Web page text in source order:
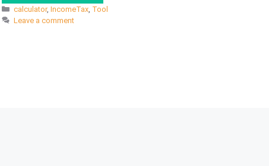
calculator,IncomeTax Tool
Leave a comment